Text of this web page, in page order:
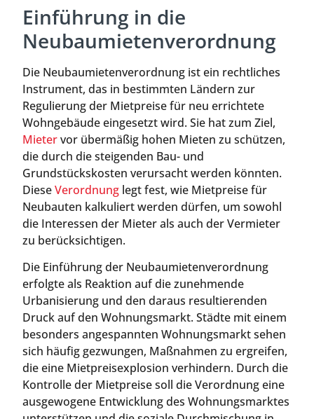
Einführung in die
Neubaumietenverordnung
Die Neubaumietenverordnung ist ein rechtliches
Instrument, das in bestimmten Ländern zur
Regulierung der Mietpreise für neu errichtete
Wohngebäude eingesetzt wird. Sie hat zum Ziel,
Mietervor übermäßig hohen Mieten zu schützen,
die durch die steigenden Bau- und
Grundstückskosten verursacht werden könnten.
DieseVerordnung legt fest, wie Mietpreise für
Neubauten kalkuliert werden dürfen, um sowohl
die Interessen der Mieter als auch der Vermieter
zu berücksichtigen.
Die Einführung der Neubaumietenverordnung
erfolgte als Reaktion auf die zunehmende
Urbanisierung und den daraus resultierenden
Druck auf den Wohnungsmarkt. Städte mit einem
besonders angespannten Wohnungsmarkt sehen
sich häufig gezwungen, Maßnahmen zu ergreifen,
die eine Mietpreisexplosion verhindern. Durch die
Kontrolle der Mietpreise soll die Verordnung eine
ausgewogene Entwicklung des Wohnungsmarktes